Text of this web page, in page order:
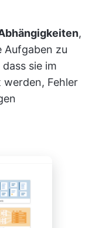
,
Aufgaben zu
sie im
Fehler